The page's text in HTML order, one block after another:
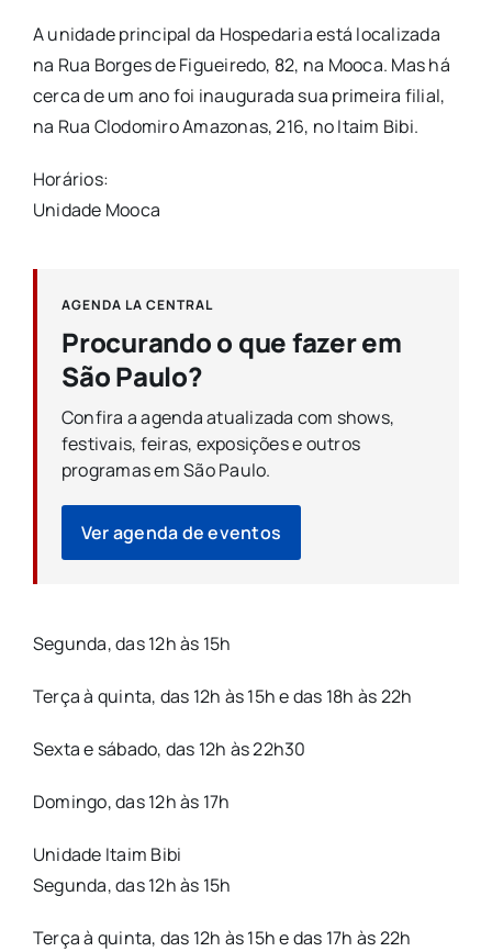
A unidade principal da Hospedaria está localizada
na Rua Borges de Figueiredo, 82, na Mooca. Mas há
cerca de um ano foi inaugurada sua primeira filial,
na Rua Clodomiro Amazonas, 216, no Itaim Bibi.
Horários:
Unidade Mooca
AGENDA LA CENTRAL
Procurando o que fazer em
São Paulo?
Confira a agenda atualizada com shows,
festivais, feiras, exposições e outros
programas em São Paulo.
Ver agenda de eventos
Segunda, das 12h às 15h
Terça à quinta, das 12h às 15h e das 18h às 22h
Sexta e sábado, das 12h às 22h30
Domingo, das 12h às 17h
Unidade Itaim Bibi
Segunda, das 12h às 15h
Terça à quinta, das 12h às 15h e das 17h às 22h